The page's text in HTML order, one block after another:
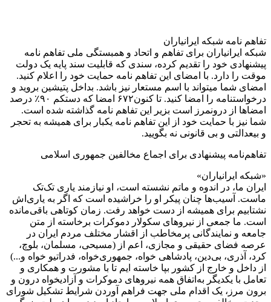
تفاهم نامه شبکه ایرانیاران
شبکه ایرانیاران برای تفاهم و اتحاد و همبستگی ملی تفاهم نامه
پیشنهادی خود را تقدیم کرده، سندی که قابلیت سند پایه یک دولت
موقت را دارد. با امضای این تفاهم نامه حمایت خود را اعلام کنید.
امضای شما میتواند با اسم مستعار نیز باشد. بداخل پتیشین بروید و
درخواستنامه را امضا کنید. تا کنون۶۷۲ امضا که دستکم ۹۰٪ درصد
امضاها از درونمرز است بزیر این تفاهم نامه گذاشته شده است.
شما نیز با حمایت خود از این تفاهم نامه یکبار برای همیشه به تحجر
و بیعدالتی و بی قانونی نه بگویید.
تفاهم‌نامه پیشنهادی برای اجماع مخالفین جمهوری اسلامی
«شبکه ایرانیاران»
ایران ما، در اندوه و ماتم نشسته است، او نیازمند یاری تک‌تک
ماست. آسیب‌ها چنان پیکر او را خراشیده است که اگر به یاری‌اش
نشتابیم برای همیشه از دست خواهد رفت. زمان کوتاهی باقی‌مانده
است. ما جمعی از نیروهای سکولار دموکرات برخاسته از متن
جامعه و نمایندگانی پرمخاطب از اقشار مختلف مردم ایران در
عرصه فضای حقیقی و مجازی، اعم از (مسیحی، مسلمان، بلوچ،
کرد، آذری، بی‌دین، پادشاهی خواه، جمهوری‌خواه، فدراتیو خواه و...)
از داخل و خارج از کشور بپا خاسته ایم تا با مشورت و همکاری و
تعامل با یکدیگر به‌اتفاق همه نیروهای دموکرات و آزادیخواه درون و
برون مرز، یک اقدام ملی جهت فراهم آوردن شرایط تشکیل شورای